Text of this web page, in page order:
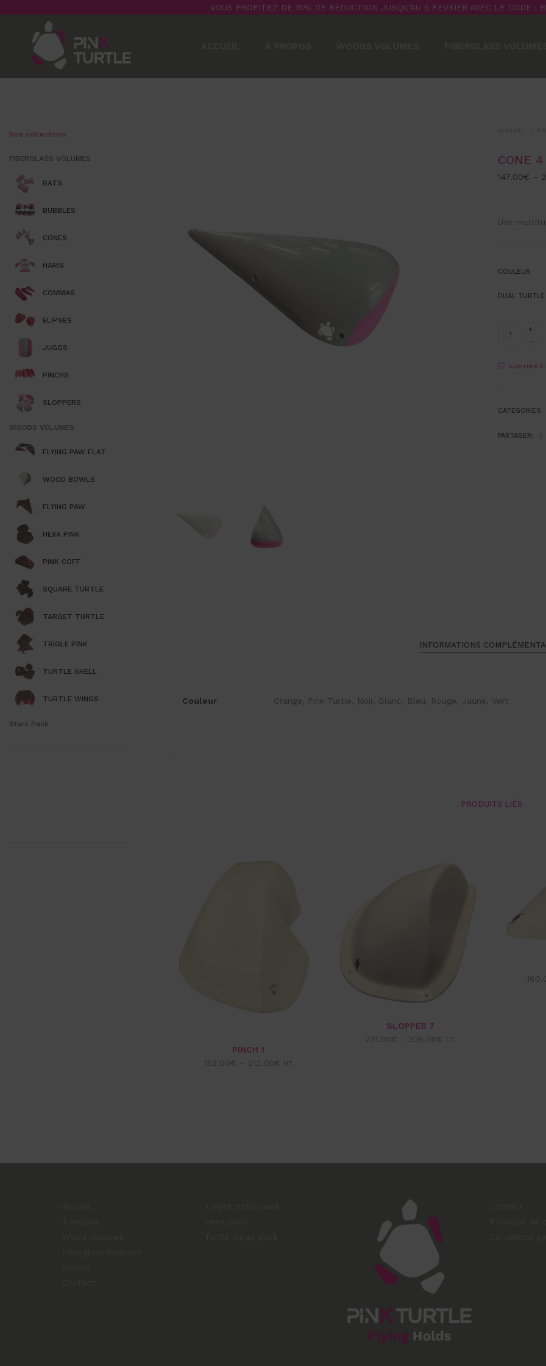
VOUS PROFITEZ DE 15% DE RÉDUCTION JUSQU’AU 5 FEVRIER AVEC LE CODE :
CONE 4
147.00€ –
Une
COULEUR
DUAL
AJOUTER À
CATEGORIES:
PARTAGER:
INFORMATIONS
Couleur Orange, Pink Turtle, Noir, Blanc, Bleu, Rouge, Jaune, Vert
PRODUITS LIÉS
PINCH 1
152.00€ – 212.00€ HT
SLOPPER 7
231.00€ – 325.00€ HT
Nos collections
FIBERGLASS VOLUMES
BATS
BUBBLES
CONES
HARIS
COMMAS
ELIPSES
JUGGS
PINCHS
SLOPPERS
WOODS VOLUMES
FLYING PAW FLAT
WOOD BOWLS
FLYING PAW
HEXA PINK
PINK COFF
SQUARE TURTLE
TARGET TURTLE
TRIGLE PINK
TURTLE SHELL
TURTLE WINGS
Stars Pack